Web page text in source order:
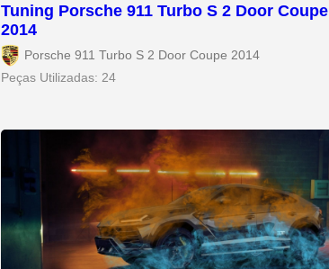
Tuning Porsche 911 Turbo S 2 Door Coupe
2014
Porsche 911 Turbo S 2 Door Coupe 2014
Peças Utilizadas: 24